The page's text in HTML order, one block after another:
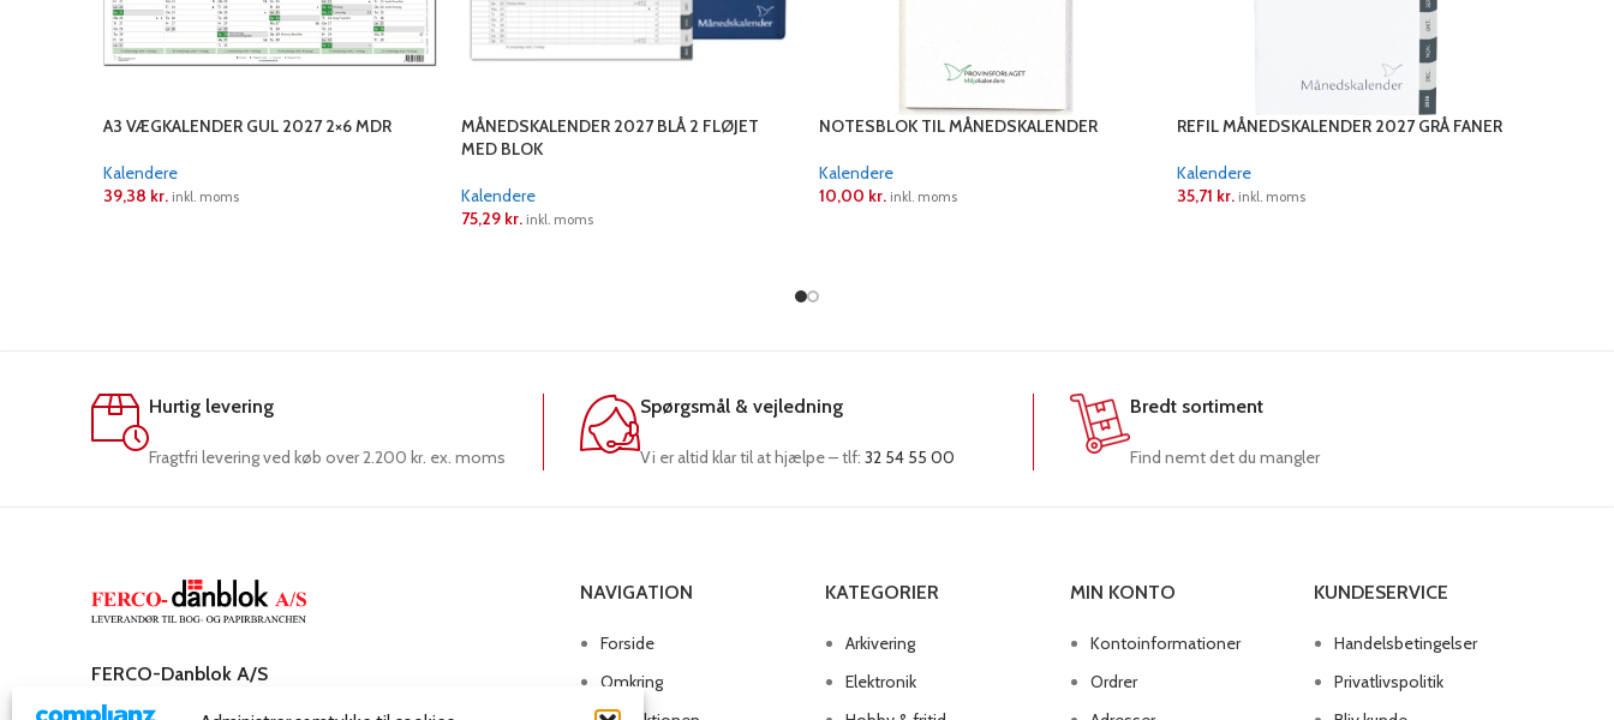
A3 VÆGKALENDER GUL 2027 2×6 MDR
Kalendere
39,38 kr. inkl. moms
MÅNEDSKALENDER 2027 BLÅ 2 FLØJET
MED BLOK
Kalendere
75,29 kr. inkl. moms
NOTESBLOK TIL MÅNEDSKALENDER
Kalendere
10,00 kr. inkl. moms
REFIL MÅNEDSKALENDER 2027 GRÅ FANER
Kalendere
35,71 kr. inkl. moms
Hurtig levering
Fragtfri levering ved køb over 2.200 kr. ex. moms
Spørgsmål & vejledning
Vi er altid klar til at hjælpe – tlf:32 54 55 00
Bredt sortiment
Find nemt det du mangler
FERCO-Danblok A/S
Rosenkæret 31,
NAVIGATION
Forside
Omkring
KATEGORIER
Arkivering
Elektronik
MIN KONTO
Kontoinformationer
Ordrer
KUNDESERVICE
Handelsbetingelser
Privatlivspolitik